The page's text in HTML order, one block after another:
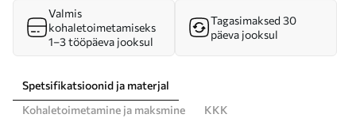
Valmis
kohaletoimetamiseks
1–3 tööpäeva jooksul
Tagasimaksed 30
päeva jooksul
Spetsifikatsioonid ja materjal
Kohaletoimetamine ja maksmine
KKK